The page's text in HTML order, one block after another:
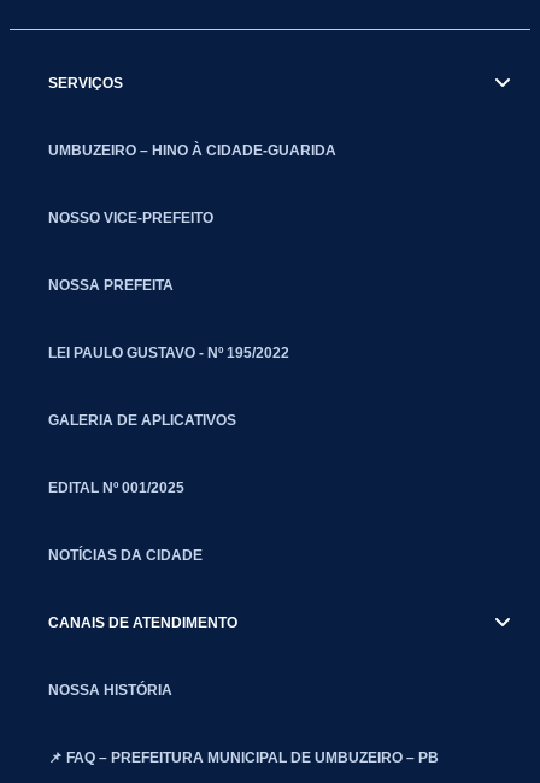
SERVIÇOS
UMBUZEIRO – HINO À CIDADE-GUARIDA
NOSSO VICE-PREFEITO
NOSSA PREFEITA
LEI PAULO GUSTAVO - Nº 195/2022
GALERIA DE APLICATIVOS
EDITAL Nº 001/2025
NOTÍCIAS DA CIDADE
CANAIS DE ATENDIMENTO
NOSSA HISTÓRIA
📌 FAQ – PREFEITURA MUNICIPAL DE UMBUZEIRO – PB